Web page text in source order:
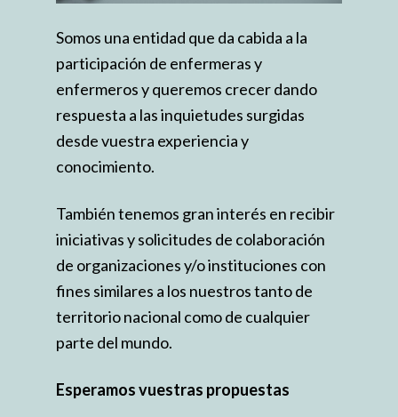
Somos una entidad que da cabida a la
participación de enfermeras y
enfermeros y queremos crecer dando
respuesta a las inquietudes surgidas
desde vuestra experiencia y
conocimiento.
También tenemos gran interés en recibir
iniciativas y solicitudes de colaboración
de organizaciones y/o instituciones con
fines similares a los nuestros tanto de
territorio nacional como de cualquier
parte del mundo.
Esperamos vuestras propuestas